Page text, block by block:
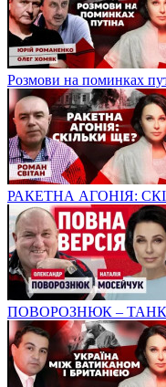
Розмови на поминках
РАКЕТНА АГОНІЯ:
ПОВОРОЗНЮК – ТАНК!